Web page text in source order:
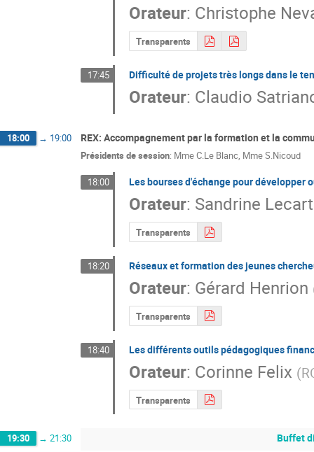
Orateur: Christophe
Transparents
17:45 Difficulté de projets très longs dans le
Orateur: Claudio
18:00 → 19:00 REX: Accompagnement par la formation et la
Présidents de session: MmeC.Le Blanc, MmeS.Nicoud
18:00 Les bourses d'échange pour développer
Orateur: Sandrine Lecart
Transparents
18:20 Réseaux et formation des jeunes
Orateur: Gérard Henrion
Transparents
18:40 Les différents outils pédagogiques
Orateur: Corinne Felix (
Transparents
19:30 → 21:30 Buffet